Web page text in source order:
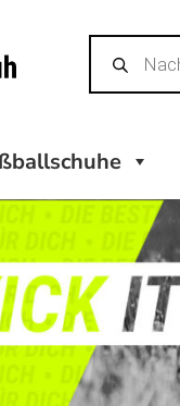
Products
search